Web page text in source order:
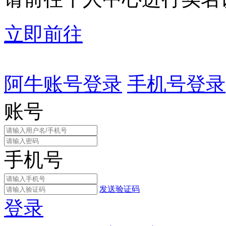
立即前往
阿牛账号登录 手机号登录
账号
手机号
发送验证码
登录